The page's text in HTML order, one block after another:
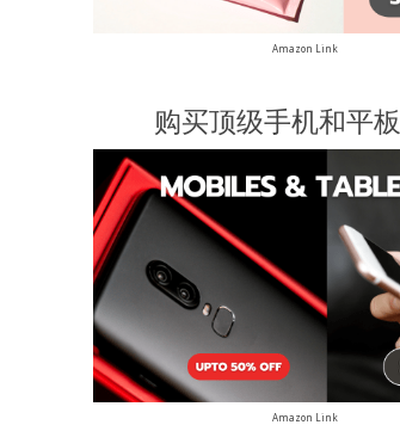
Amazon Link
购买顶级手机和平
Amazon Link